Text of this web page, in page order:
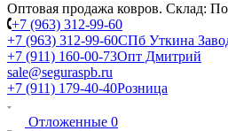
Оптовая продажа ковров. Склад:
+7 (963) 312-99-60
+7 (963) 312-99-60СПб Уткина
+7 (911) 160-00-73Опт Дмитрий
sale@seguraspb.ru
+7 (911) 179-40-40Розница
Отложенные 0